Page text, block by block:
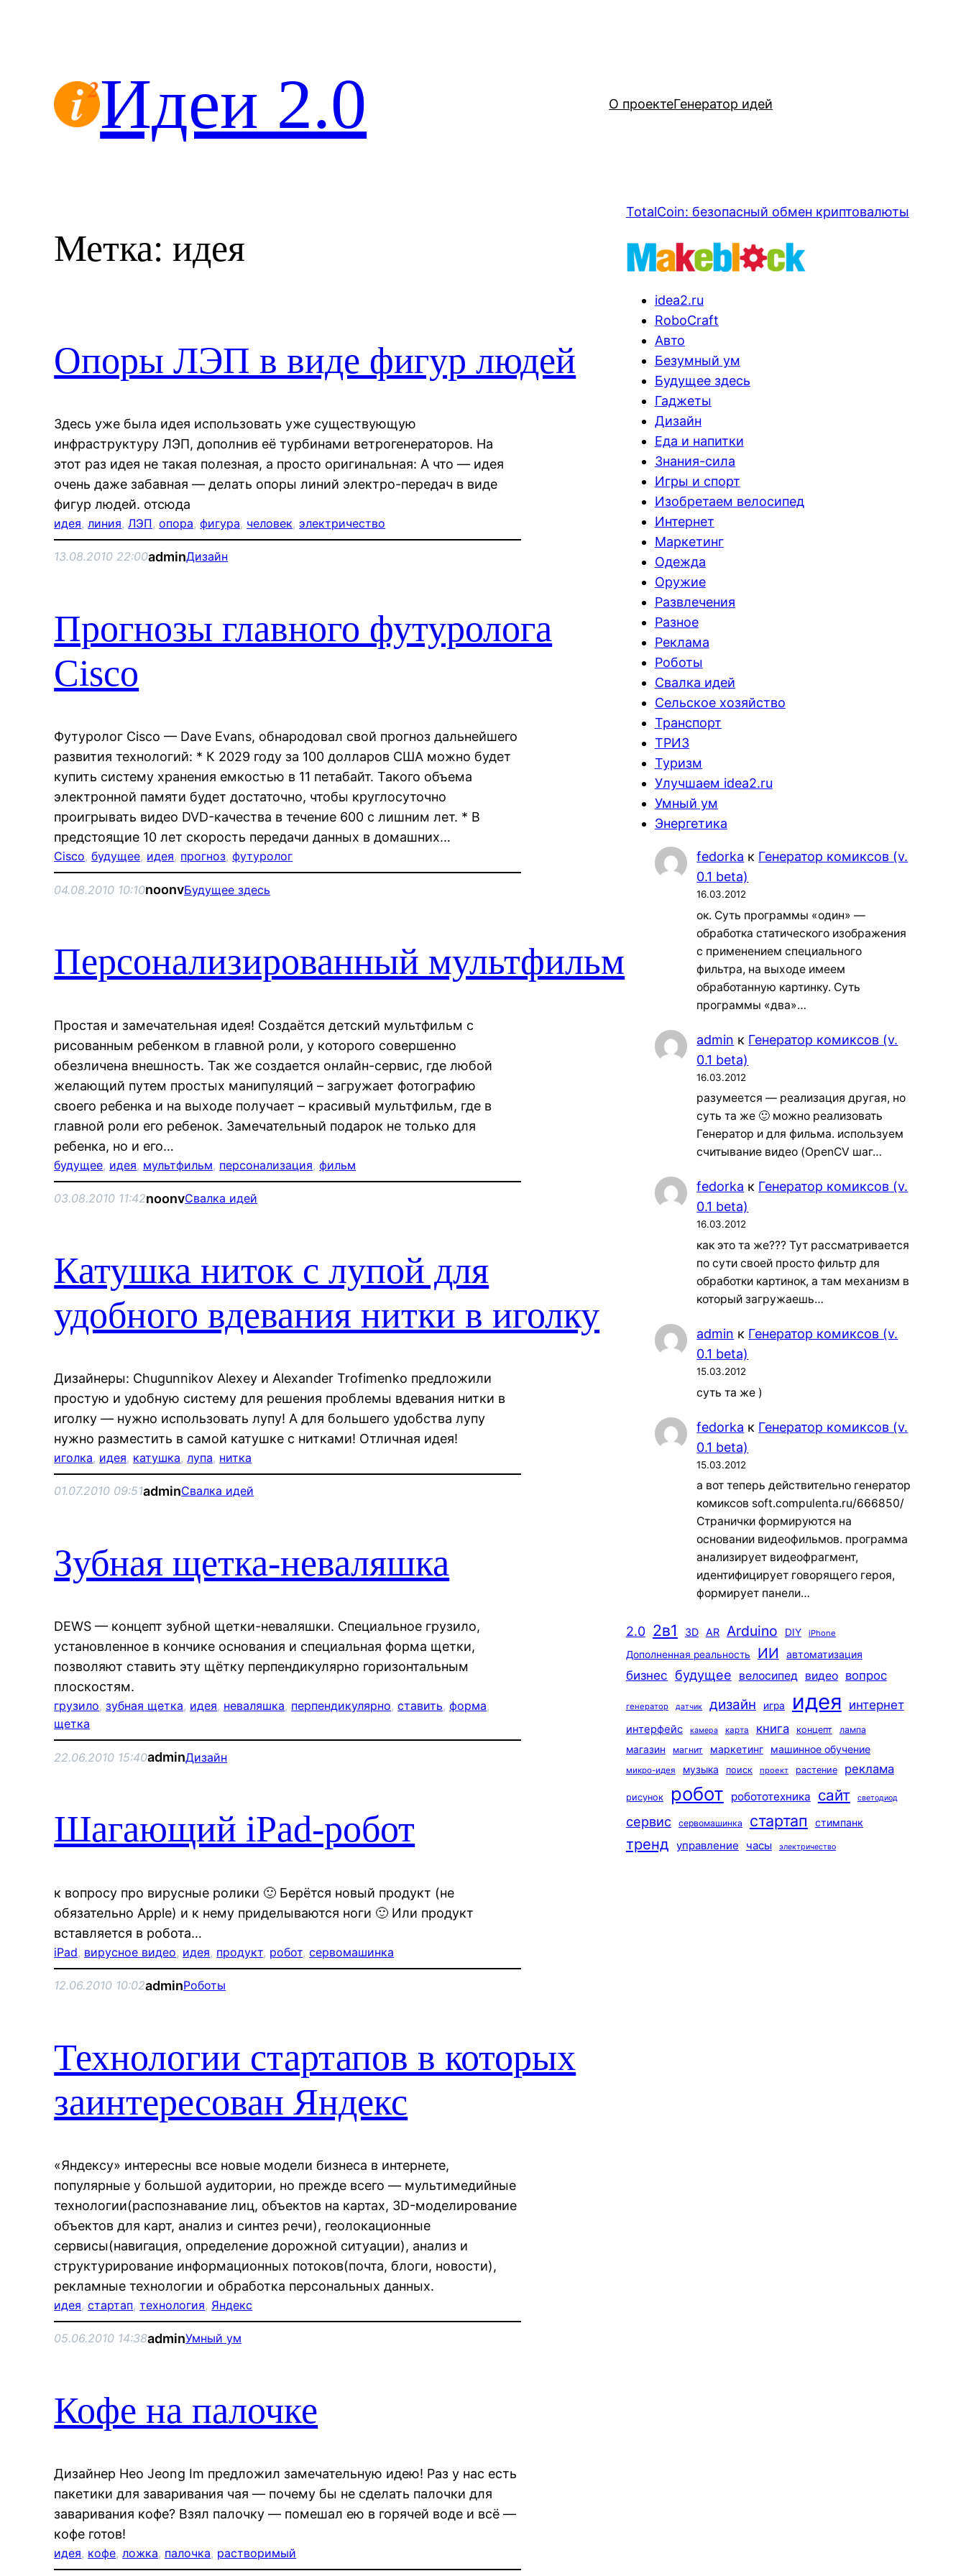
Идеи 2.0 О проектеГенератор идей
Метка: идея
Опоры ЛЭП в виде фигур людей
Здесь уже была идея использовать уже существующую
инфраструктуру ЛЭП, дополнив её турбинами ветрогенераторов. На
этот раз идея не такая полезная, а просто оригинальная: А что — идея
очень даже забавная — делать опоры линий электро-передач в виде
фигур людей. отсюда
идея, линия, ЛЭП , опора, фигура, человек, электричество
13.08.2010 22:00adminДизайн
Прогнозы главного футуролога
Cisco
Футуролог Cisco — Dave Evans, обнародовал свой прогноз дальнейшего
развития технологий: * К 2029 году за 100 долларов США можно будет
купить систему хранения емкостью в 11 петабайт. Такого объема
электронной памяти будет достаточно, чтобы круглосуточно
проигрывать видео DVD-качества в течение 600 с лишним лет. * В
предстоящие 10 лет скорость передачи данных в домашних…
Cisco, будущее, идея, прогноз, футуролог
04.08.2010 10:10noonvБудущее здесь
Персонализированный мультфильм
Простая и замечательная идея! Создаётся детский мультфильм с
рисованным ребенком в главной роли, у которого совершенно
обезличена внешность. Так же создается онлайн-сервис, где любой
желающий путем простых манипуляций – загружает фотографию
своего ребенка и на выходе получает – красивый мультфильм, где в
главной роли его ребенок. Замечательный подарок не только для
ребенка, но и его…
будущее, идея, мультфильм, персонализация, фильм
03.08.2010 11:42noonvСвалка идей
Катушка ниток с лупой для
удобного вдевания нитки в иголку
Дизайнеры: Chugunnikov Alexey и Alexander Trofimenko предложили
простую и удобную систему для решения проблемы вдевания нитки в
иголку — нужно использовать лупу! А для большего удобства лупу
нужно разместить в самой катушке с нитками! Отличная идея!
иголка, идея, катушка, лупа, нитка
01.07.2010 09:51adminСвалка идей
Зубная щетка-неваляшка
DEWS — концепт зубной щетки-неваляшки. Специальное грузило,
установленное в кончике основания и специальная форма щетки,
позволяют ставить эту щётку перпендикулярно горизонтальным
плоскостям.
грузило, зубная щетка, идея, неваляшка, перпендикулярно, ставить, форма
щетка
22.06.2010 15:40adminДизайн
Шагающий iPad-робот
к вопросу про вирусные ролики 🙂 Берётся новый продукт (не
обязательно Apple) и к нему приделываются ноги 🙂 Или продукт
вставляется в робота…
iPad, вирусное видео, идея, продукт, робот, сервомашинка
12.06.2010 10:02adminРоботы
Технологии стартапов в которых
заинтересован Яндекс
«Яндексу» интересны все новые модели бизнеса в интернете,
популярные у большой аудитории, но прежде всего — мультимедийные
технологии(распознавание лиц, объектов на картах, 3D-моделирование
объектов для карт, анализ и синтез речи), геолокационные
сервисы(навигация, определение дорожной ситуации), анализ и
структурирование информационных потоков(почта, блоги, новости),
рекламные технологии и обработка персональных данных.
идея, стартап, технология, Яндекс
05.06.2010 14:38adminУмный ум
Кофе на палочке
Дизайнер Heo Jeong Im предложил замечательную идею! Раз у нас есть
пакетики для заваривания чая — почему бы не сделать палочки для
заваривания кофе? Взял палочку — помешал ею в горячей воде и всё —
кофе готов!
идея, кофе, ложка, палочка, растворимый
TotalCoin: безопасный обмен криптовалюты
idea2.ru
RoboCraft
Авто
Безумный ум
Будущее здесь
Гаджеты
Дизайн
Еда и напитки
Знания-сила
Игры и спорт
Изобретаем велосипед
Интернет
Маркетинг
Одежда
Оружие
Развлечения
Разное
Реклама
Роботы
Свалка идей
Сельское хозяйство
Транспорт
ТРИЗ
Туризм
Улучшаем idea2.ru
Умный ум
Энергетика
fedorka к Генератор комиксов (v.
0.1 beta)
16.03.2012
ок. Суть программы «один» —
обработка статического изображения
с применением специального
фильтра, на выходе имеем
обработанную картинку. Суть
программы «два»…
admin к Генератор комиксов (v.
0.1 beta)
16.03.2012
разумеется — реализация другая, но
суть та же 🙂 можно реализовать
Генератор и для фильма. используем
считывание видео (OpenCV шаг…
fedorka к Генератор комиксов (v.
0.1 beta)
16.03.2012
как это та же??? Тут рассматривается
по сути своей просто фильтр для
обработки картинок, а там механизм в
который загружаешь…
admin к Генератор комиксов (v.
0.1 beta)
15.03.2012
суть та же )
fedorka к Генератор комиксов (v.
0.1 beta)
15.03.2012
а вот теперь действительно генератор
комиксов soft.compulenta.ru/666850/
Странички формируются на
основании видеофильмов. программа
анализирует видеофрагмент,
идентифицирует говорящего героя,
формирует панели…
2.0 2в1 3D AR Arduino DIY iPhone
Дополненная реальность ИИ автоматизация
бизнес будущее велосипед видео вопрос
генератор датчик дизайн игра идея интернет
интерфейс камера карта книга концепт лампа
магазин магнит маркетинг машинное обучение
микро-идея музыка поиск проект растение реклама
рисунок робот робототехника сайт светодиод
сервис сервомашинка стартап стимпанк
тренд управление часы электричество